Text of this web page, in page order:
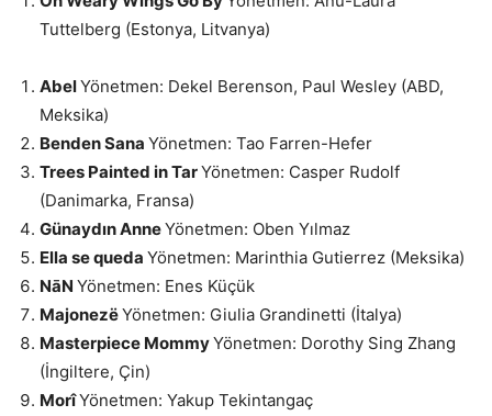
Tuttelberg​ (Estonya, Litvanya)
AbelYönetmen: Dekel Berenson, Paul Wesley (ABD,
Meksika)
Benden Sana Yönetmen: Tao Farren-Hefer
Trees Painted in TarYönetmen: Casper Rudolf
(Danimarka, Fransa)​
Günaydın AnneYönetmen: Oben Yılmaz
Ella se queda Yönetmen: Marinthia Gutierrez (Meksika)
NāN Yönetmen: Enes Küçük
MajonezëYönetmen: Giulia Grandinetti​ (İtalya)
Masterpiece MommyYönetmen: Dorothy Sing Zhang
(İngiltere, Çin)
MorîYönetmen: Yakup Tekintangaç